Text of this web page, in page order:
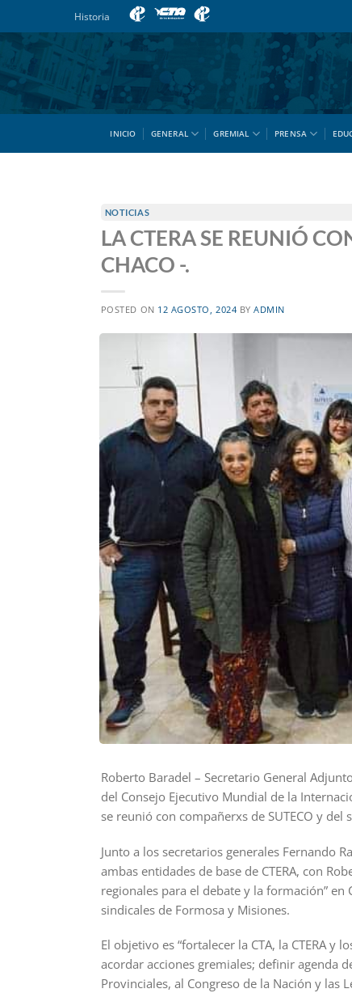
al
contenido
Historia
INICIO GENERAL GREMIAL PRENSA
NOTICIAS
LA CTERA SE REUNIÓ
CHACO -.
POSTED ON 12 AGOSTO, 2024 BYADMIN
Roberto Baradel – Secretario General
del Consejo Ejecutivo Mundial de la
se reunió con compañerxs de SUTECO y del
Junto a los secretarios generales Fernando
ambas entidades de base de CTERA, con
regionales para el debate y la formación”
sindicales de Formosa y Misiones.
El objetivo es “fortalecer la CTA, la CTERA
acordar acciones gremiales; definir agenda
Provinciales, al Congreso de la Nación y las